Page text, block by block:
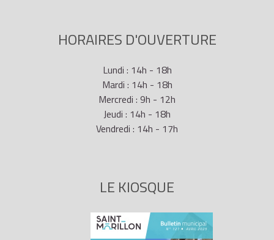
HORAIRES D'OUVERTURE
Lundi : 14h - 18h
Mardi : 14h - 18h
Mercredi : 9h - 12h
Jeudi : 14h - 18h
Vendredi : 14h - 17h
LE KIOSQUE